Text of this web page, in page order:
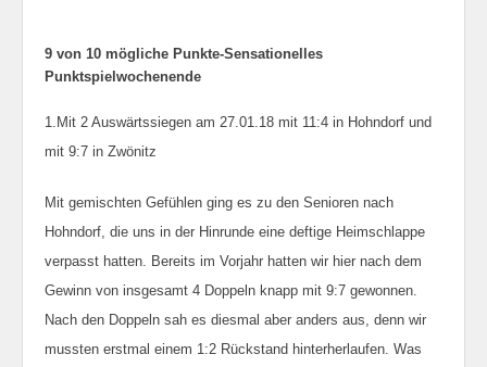
9 von 10 mögliche Punkte-Sensationelles
Punktspielwochenende
1.Mit 2 Auswärtssiegen am 27.01.18 mit 11:4 in Hohndorf und
mit 9:7 in Zwönitz
Mit gemischten Gefühlen ging es zu den Senioren nach
Hohndorf, die uns in der Hinrunde eine deftige Heimschlappe
verpasst hatten. Bereits im Vorjahr hatten wir hier nach dem
Gewinn von insgesamt 4 Doppeln knapp mit 9:7 gewonnen.
Nach den Doppeln sah es diesmal aber anders aus, denn wir
mussten erstmal einem 1:2 Rückstand hinterherlaufen. Was